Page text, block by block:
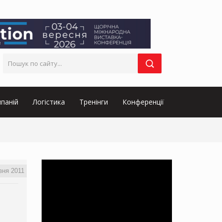
Логістика Тренінги Конференції
2011